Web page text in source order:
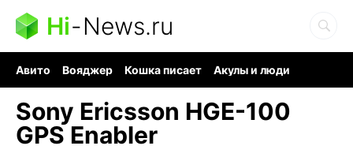
Hi-News.ru
Авито Вояджер Кошка писает
Акулы и люди
Sony Ericsson HGE-100
GPS Enabler